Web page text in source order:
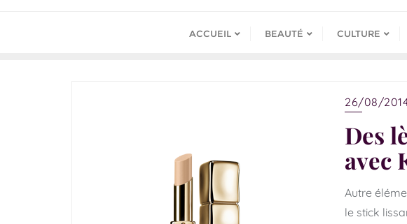
ACCUEIL BEAUTÉ CULTURE
26/08/
Des
avec
Autre
le stick